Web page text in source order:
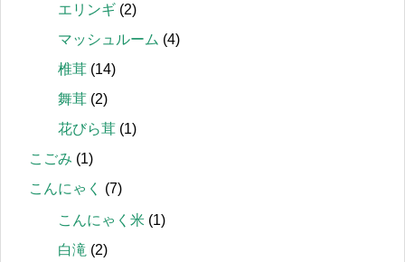
エリンギ (2)
マッシュルーム (4)
椎茸 (14)
舞茸 (2)
花びら茸 (1)
こごみ (1)
こんにゃく
(7)
こんにゃく米 (1)
白滝 (2)